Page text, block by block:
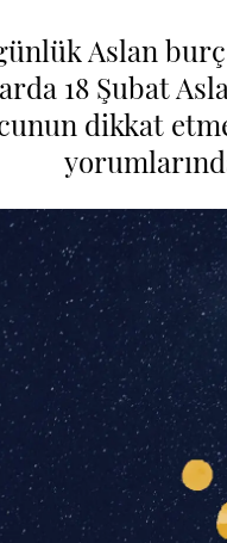
Aslan
18 Şubat
dikkat